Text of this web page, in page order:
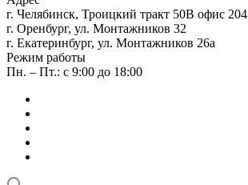
г. Челябинск, Троицкий тракт 50В офис 204
г. Оренбург, ул. Монтажников 32
г. Екатеринбург, ул. Монтажников 26а
Режим работы
Пн. – Пт.: с 9:00 до 18:00